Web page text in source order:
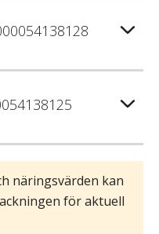
näringsvärden kan
för aktuell